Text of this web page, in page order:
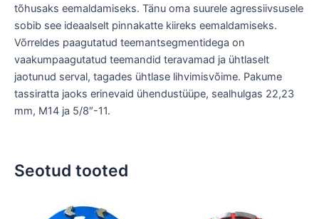
tõhusaks eemaldamiseks. Tänu oma suurele agressiivsusele
sobib see ideaalselt pinnakatte kiireks eemaldamiseks.
Võrreldes paagutatud teemantsegmentidega on
vaakumpaagutatud teemandid teravamad ja ühtlaselt
jaotunud serval, tagades ühtlase lihvimisvõime. Pakume
tassiratta jaoks erinevaid ühendustüüpe, sealhulgas 22,23
mm, M14 ja 5/8″-11.
Seotud tooted